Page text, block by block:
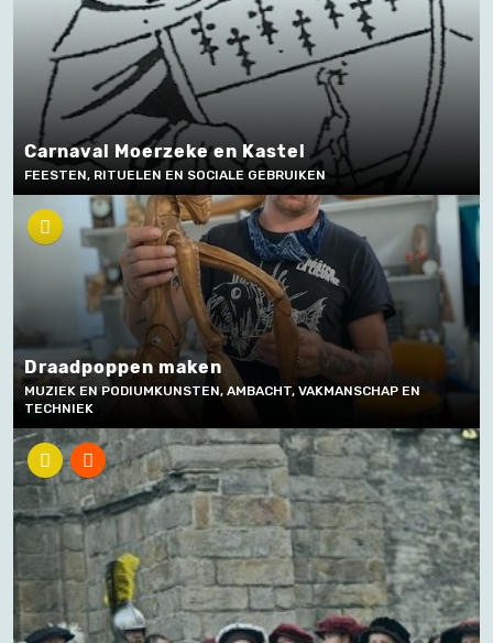
Carnaval Moerzeke en Kastel
FEESTEN, RITUELEN EN SOCIALE GEBRUIKEN
Draadpoppen maken
MUZIEK EN PODIUMKUNSTEN, AMBACHT, VAKMANSCHAP EN
TECHNIEK